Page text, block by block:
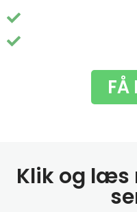
FÅ
Klik og læs